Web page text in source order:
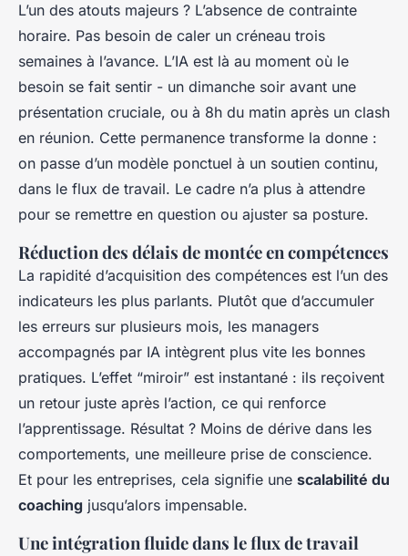
L’un des atouts majeurs ? L’absence de contrainte
horaire. Pas besoin de caler un créneau trois
semaines à l’avance. L’IA est là au moment où le
besoin se fait sentir - un dimanche soir avant une
présentation cruciale, ou à 8h du matin après un clash
en réunion. Cette permanence transforme la donne :
on passe d’un modèle ponctuel à un soutien continu,
dans le flux de travail. Le cadre n’a plus à attendre
pour se remettre en question ou ajuster sa posture.
Réduction des délais de montée en compétences
La rapidité d’acquisition des compétences est l’un des
indicateurs les plus parlants. Plutôt que d’accumuler
les erreurs sur plusieurs mois, les managers
accompagnés par IA intègrent plus vite les bonnes
pratiques. L’effet “miroir” est instantané : ils reçoivent
un retour juste après l’action, ce qui renforce
l’apprentissage. Résultat ? Moins de dérive dans les
comportements, une meilleure prise de conscience.
Et pour les entreprises, cela signifie une scalabilité du
coaching jusqu’alors impensable.
Une intégration fluide dans le flux de travail